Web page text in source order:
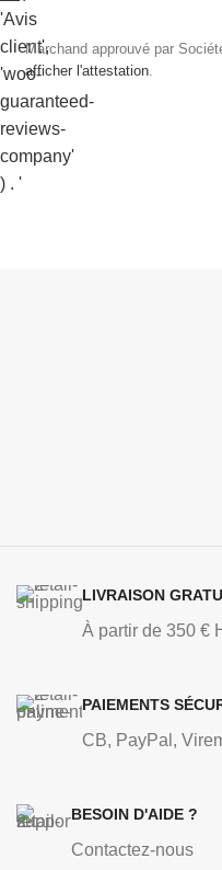
Marchand approuvé par
afficher l'attestation
LIVRAISON
À partir de 350 €
PAIEMENTS
CB, PayPal,
BESOIN D'AIDE ?
Contactez-nous